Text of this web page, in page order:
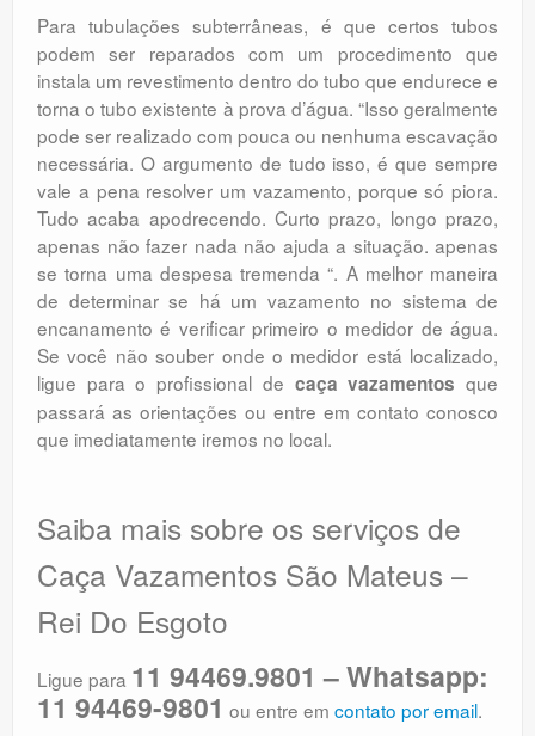
Para tubulações subterrâneas, é que certos tubos
podem ser reparados com um procedimento que
instala um revestimento dentro do tubo que endurece e
torna o tubo existente à prova d’água. “Isso geralmente
pode ser realizado com pouca ou nenhuma escavação
necessária. O argumento de tudo isso, é que sempre
vale a pena resolver um vazamento, porque só piora.
Tudo acaba apodrecendo. Curto prazo, longo prazo,
apenas não fazer nada não ajuda a situação. apenas
se torna uma despesa tremenda “. A melhor maneira
de determinar se há um vazamento no sistema de
encanamento é verificar primeiro o medidor de água.
Se você não souber onde o medidor está localizado,
ligue para o profissional de caça vazamentos que
passará as orientações ou entre em contato conosco
que imediatamente iremos no local.
Saiba mais sobre os serviços de
Caça Vazamentos São Mateus –
Rei Do Esgoto
Ligue para 11 94469.9801 – Whatsapp:
11 94469-9801 ou entre em contato por email.